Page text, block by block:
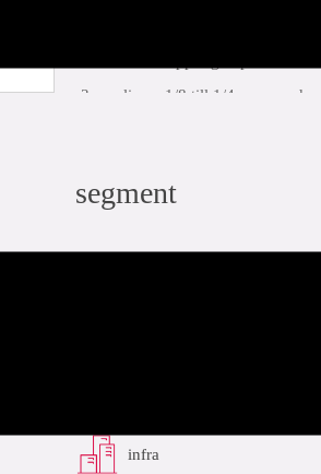
applicera 1/8 till 1/4 varv med
segment
infra